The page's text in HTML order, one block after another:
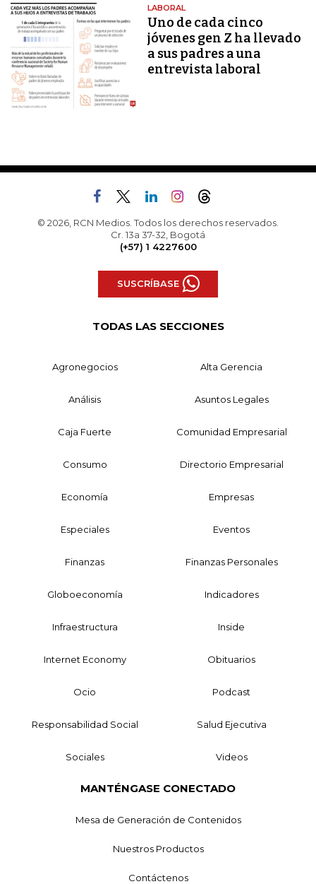
LABORAL
Uno de cada cinco
jóvenes gen Z ha llevado
a sus padres a una
entrevista laboral
© 2026, RCN Medios. Todos los derechos reservados.
Cr. 13a 37-32, Bogotá
(+57) 1 4227600
SUSCRÍBASE
TODAS LAS SECCIONES
Agronegocios Alta Gerencia
Análisis Asuntos Legales
Caja Fuerte Comunidad Empresarial
Consumo Directorio Empresarial
Economía Empresas
Especiales Eventos
Finanzas Finanzas Personales
Globoeconomía Indicadores
Infraestructura Inside
Internet Economy Obituarios
Ocio Podcast
Responsabilidad Social Salud Ejecutiva
Sociales Videos
MANTÉNGASE CONECTADO
Mesa de Generación de Contenidos
Nuestros Productos
Contáctenos